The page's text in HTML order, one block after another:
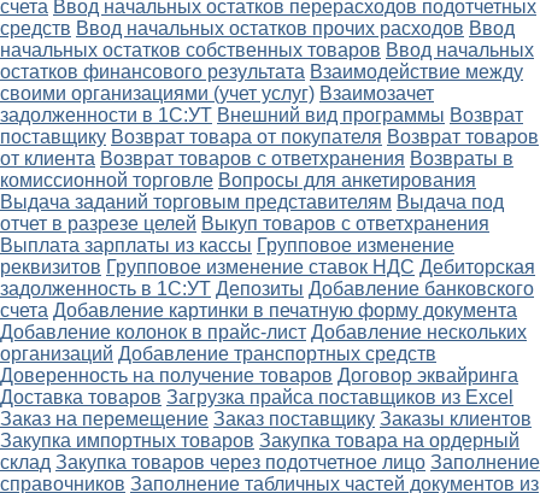
счета Ввод начальных остатков перерасходов подотчетных
средств Ввод начальных остатков прочих расходов Ввод
начальных остатков собственных товаров Ввод начальных
остатков финансового результата Взаимодействие между
своими организациями (учет услуг) Взаимозачет
задолженности в 1С:УТ Внешний вид программы Возврат
поставщику Возврат товара от покупателя Возврат товаров
от клиента Возврат товаров с ответхранения Возвраты в
комиссионной торговле Вопросы для анкетирования
Выдача заданий торговым представителям Выдача под
отчет в разрезе целей Выкуп товаров с ответхранения
Выплата зарплаты из кассы Групповое изменение
реквизитов Групповое изменение ставок НДС Дебиторская
задолженность в 1С:УТ Депозиты Добавление банковского
счета Добавление картинки в печатную форму документа
Добавление колонок в прайс-лист Добавление нескольких
организаций Добавление транспортных средств
Доверенность на получение товаров Договор эквайринга
Доставка товаров Загрузка прайса поставщиков из Excel
Заказ на перемещение Заказ поставщику Заказы клиентов
Закупка импортных товаров Закупка товара на ордерный
склад Закупка товаров через подотчетное лицо Заполнение
справочников Заполнение табличных частей документов из